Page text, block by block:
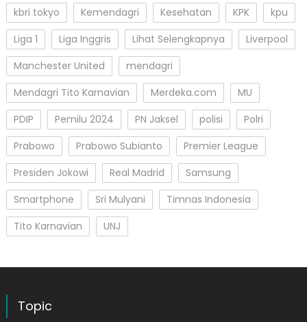
kbri tokyo
Kemendagri Kesehatan KPK
kpu
Liga 1
Liga Inggris Lihat Selengkapnya
Liverpool
Manchester United
mendagri
Mendagri Tito Karnavian
Merdeka.com
MU
PDIP
Pemilu 2024 PN Jaksel polisi
Polri
Prabowo
Prabowo Subianto
Premier League
Presiden Jokowi
Real Madrid
Samsung
Smartphone
Sri Mulyani
Timnas Indonesia
Tito Karnavian
UNJ
Topic